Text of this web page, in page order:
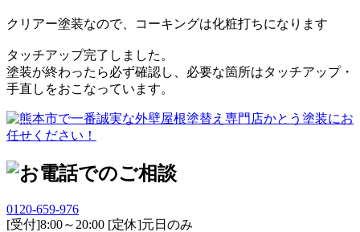
クリアー塗装なので、コーキングは化粧打ちになります
タッチアップ完了しました。
塗装が終わったら必ず確認し、必要な箇所はタッチアップ・
手直しをおこなっています。
0120-659-976
[受付]8:00～20:00 [定休]元日のみ